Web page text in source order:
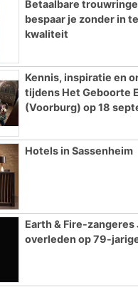
Betaalbare
bespaar je zonder in
kwaliteit
Kennis, inspiratie en
tijdens Het Geboorte
(Voorburg) op 18
Hotels in Sassenheim
Earth & Fire-zangeres
overleden op 79-